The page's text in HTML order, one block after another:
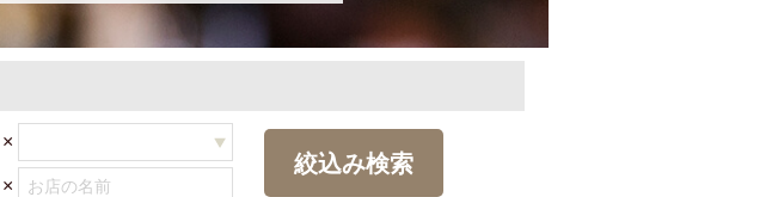
×
×
絞込み検索